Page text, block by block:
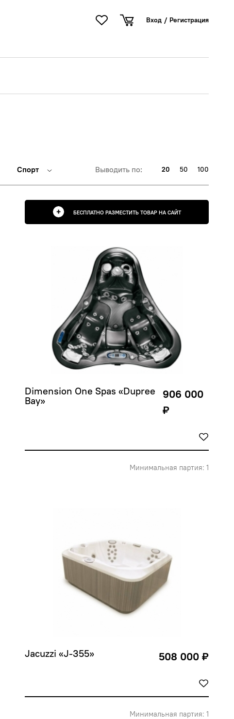
Вход / Регистрация
БЕСПЛАТНО РАЗМЕСТИТЬ ТОВАР НА САЙТ
Спорт Выводить по: 20 50 100
Dimension One Spas «Dupree
Bay»
906 000
₽
Минимальная партия: 1
Jacuzzi «J-355» 508 000 ₽
Минимальная партия: 1